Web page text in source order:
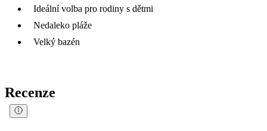
Ideální volba pro rodiny s dětmi
Nedaleko pláže
Velký bazén
Recenze